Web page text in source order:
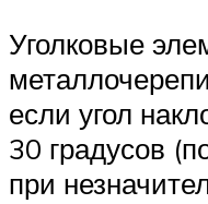
Уголковые
если угол
30 градусов
при